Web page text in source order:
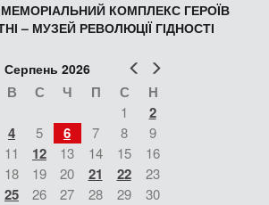
КОМПЛЕКС ГЕРОЇВ
– МУЗЕЙ РЕВОЛЮЦІЇ ГІДНОСТІ
Попер
Серпень 2026
В С Ч П С Н
1 2
4 5 6 7 8
9
11 12 13 14 15
16
18 19 20 21 22
23
25 26 27 28 29
30